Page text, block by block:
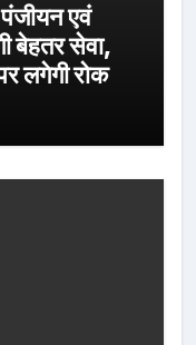
एवं
बेहतर सेवा,
लगेगी रोक